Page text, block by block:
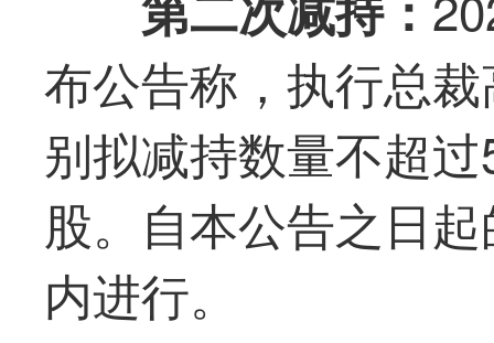
布公告称，执行总
别拟减持数量不超
股。自本公告之日
内进行。